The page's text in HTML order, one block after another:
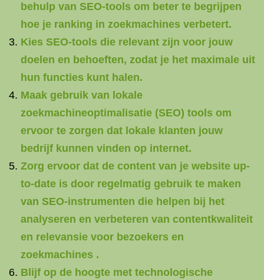
behulp van SEO-tools om beter te begrijpen
hoe je ranking in zoekmachines verbetert.
Kies SEO-tools die relevant zijn voor jouw
doelen en behoeften, zodat je het maximale uit
hun functies kunt halen.
Maak gebruik van lokale
zoekmachineoptimalisatie (SEO) tools om
ervoor te zorgen dat lokale klanten jouw
bedrijf kunnen vinden op internet.
Zorg ervoor dat de content van je website up-
to-date is door regelmatig gebruik te maken
van SEO-instrumenten die helpen bij het
analyseren en verbeteren van contentkwaliteit
en relevansie voor bezoekers en
zoekmachines .
Blijf op de hoogte met technologische